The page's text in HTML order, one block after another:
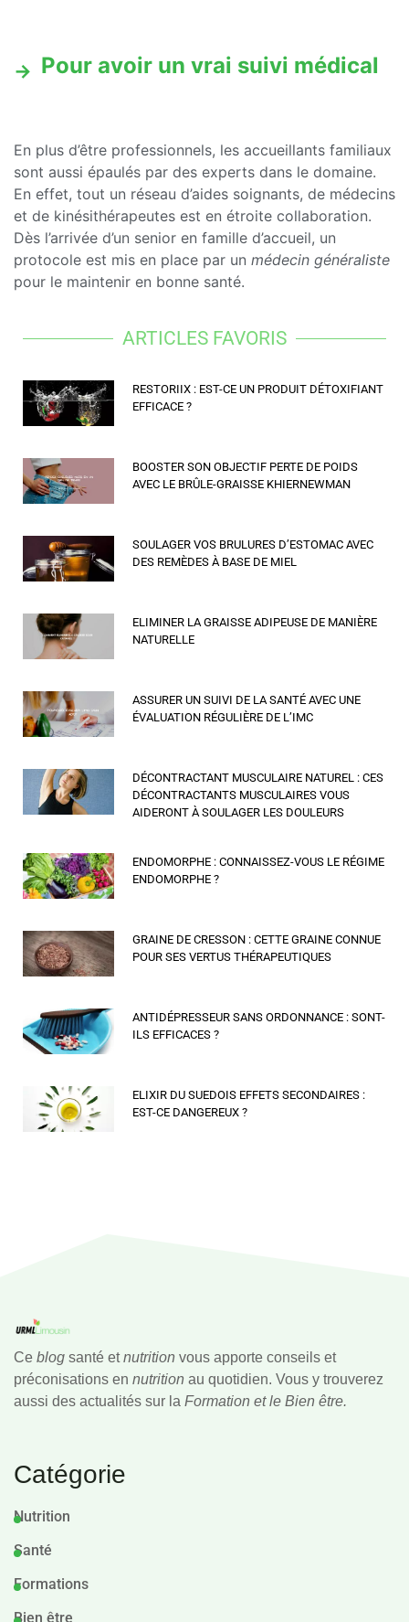
Pour avoir un vrai suivi médical
En plus d’être professionnels, les accueillants familiaux
sont aussi épaulés par des experts dans le domaine.
En effet, tout un réseau d’aides soignants, de médecins
et de kinésithérapeutes est en étroite collaboration.
Dès l’arrivée d’un senior en famille d’accueil, un
protocole est mis en place par un médecin généraliste
pour le maintenir en bonne santé.
ARTICLES FAVORIS
RESTORIIX : EST-CE UN PRODUIT DÉTOXIFIANT
EFFICACE ?
BOOSTER SON OBJECTIF PERTE DE POIDS
AVEC LE BRÛLE-GRAISSE KHIERNEWMAN
SOULAGER VOS BRULURES D’ESTOMAC AVEC
DES REMÈDES À BASE DE MIEL
ELIMINER LA GRAISSE ADIPEUSE DE MANIÈRE
NATURELLE
ASSURER UN SUIVI DE LA SANTÉ AVEC UNE
ÉVALUATION RÉGULIÈRE DE L’IMC
DÉCONTRACTANT MUSCULAIRE NATUREL : CES
DÉCONTRACTANTS MUSCULAIRES VOUS
AIDERONT À SOULAGER LES DOULEURS
ENDOMORPHE : CONNAISSEZ-VOUS LE RÉGIME
ENDOMORPHE ?
GRAINE DE CRESSON : CETTE GRAINE CONNUE
POUR SES VERTUS THÉRAPEUTIQUES
ANTIDÉPRESSEUR SANS ORDONNANCE : SONT-
ILS EFFICACES ?
ELIXIR DU SUEDOIS EFFETS SECONDAIRES :
EST-CE DANGEREUX ?
Ce blog santé etnutrition vous apporte conseils et
préconisations en nutrition au quotidien. Vous y trouverez
aussi des actualités sur la Formation et le Bien être.
Catégorie
Nutrition
Santé
Formations
Bien être